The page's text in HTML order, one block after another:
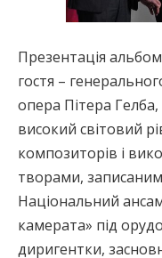
Презентація
гостя –
опера Пітера
високий світовий
композиторів і
творами,
Національний
камерата» під
диригентки,